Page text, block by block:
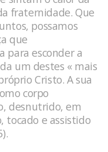
fraternidade. Que
possamos
que
para esconder a
um destes « mais
Cristo. A sua
corpo
desnutrido, em
tocado e assistido